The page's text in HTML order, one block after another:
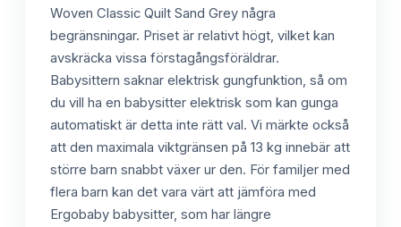
Woven Classic Quilt Sand Grey några
begränsningar. Priset är relativt högt, vilket kan
avskräcka vissa förstagångsföräldrar.
Babysittern saknar elektrisk gungfunktion, så om
du vill ha en babysitter elektrisk som kan gunga
automatiskt är detta inte rätt val. Vi märkte också
att den maximala viktgränsen på 13 kg innebär att
större barn snabbt växer ur den. För familjer med
flera barn kan det vara värt att jämföra med
Ergobaby babysitter, som har längre